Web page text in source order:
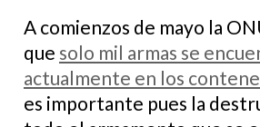
A comienzos de mayo la
que solo mil armas se
actualmente en los
es importante pues la